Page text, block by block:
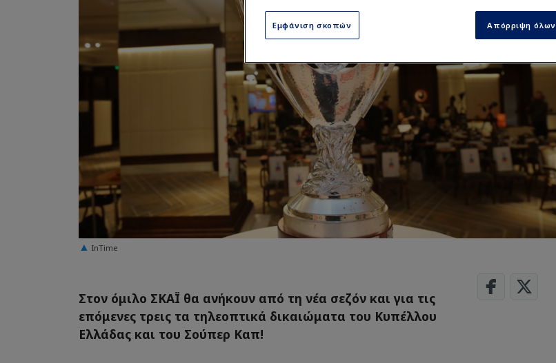
InTime
Στον όμιλο ΣΚΑΪ θα ανήκουν από τη νέα σεζόν και για τις
επόμενες τρεις τα τηλεοπτικά δικαιώματα του Κυπέλλου
Ελλάδας και του Σούπερ Καπ!
Εμφάνιση σκοπών Απόρριψη όλων